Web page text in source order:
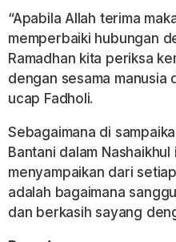
“Apabila Allah terima
memperbaiki hubungan
Ramadhan kita periksa
dengan sesama manusia
ucap Fadholi.
Sebagaimana di
Bantani dalam
menyampaikan dari
adalah bagaimana
dan berkasih sayang